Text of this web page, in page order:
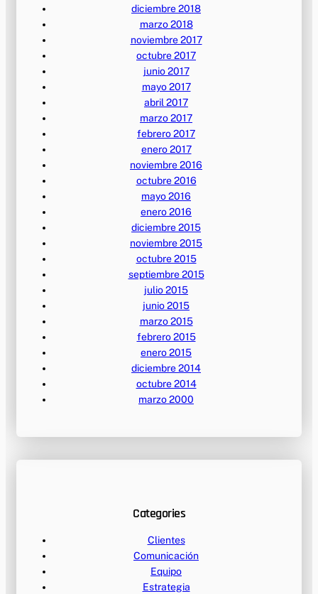
diciembre 2018
marzo 2018
noviembre 2017
octubre 2017
junio 2017
mayo 2017
abril 2017
marzo 2017
febrero 2017
enero 2017
noviembre 2016
octubre 2016
mayo 2016
enero 2016
diciembre 2015
noviembre 2015
octubre 2015
septiembre 2015
julio 2015
junio 2015
marzo 2015
febrero 2015
enero 2015
diciembre 2014
octubre 2014
marzo 2000
Categories
Clientes
Comunicación
Equipo
Estrategia